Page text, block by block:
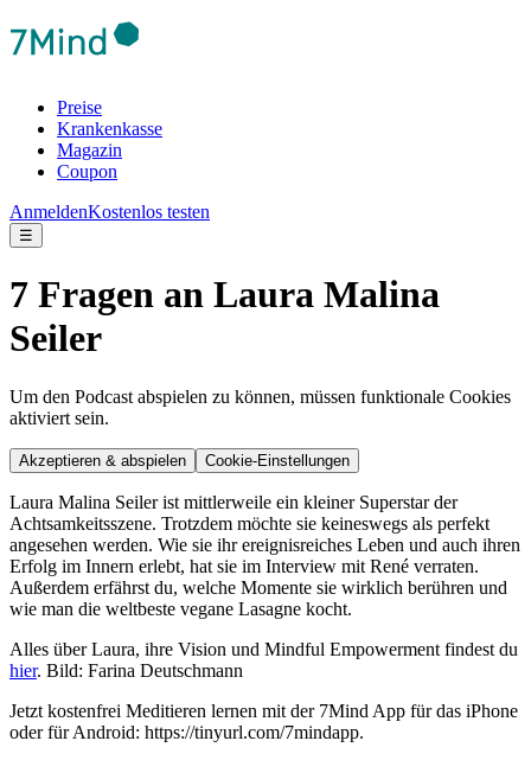
Preise
Krankenkasse
Magazin
Coupon
AnmeldenKostenlos testen
☰
7 Fragen an Laura Malina
Seiler
Um den Podcast abspielen zu können, müssen funktionale Cookies
aktiviert sein.
Akzeptieren & abspielen Cookie-Einstellungen
Laura Malina Seiler ist mittlerweile ein kleiner Superstar der
Achtsamkeitsszene. Trotzdem möchte sie keineswegs als perfekt
angesehen werden. Wie sie ihr ereignisreiches Leben und auch ihren
Erfolg im Innern erlebt, hat sie im Interview mit René verraten.
Außerdem erfährst du, welche Momente sie wirklich berühren und
wie man die weltbeste vegane Lasagne kocht.
Alles über Laura, ihre Vision und Mindful Empowerment findest du
hier. Bild: Farina Deutschmann
Jetzt kostenfrei Meditieren lernen mit der 7Mind App für das iPhone
oder für Android: https://tinyurl.com/7mindapp.